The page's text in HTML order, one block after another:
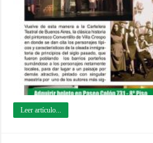
Viernes
de
Junio
–
15:00
hs.
Leer artículo...